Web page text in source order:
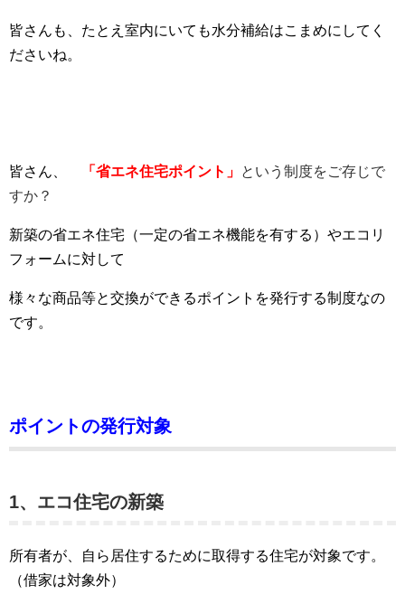
皆さんも、たとえ室内にいても水分補給はこまめにしてく
ださいね。
皆さん、 「省エネ住宅ポイント」 という制度をご存じで
すか？
新築の省エネ住宅（一定の省エネ機能を有する）やエコリ
フォームに対して
様々な商品等と交換ができるポイントを発行する制度なの
です。
ポイントの発行対象
1、エコ住宅の新築
所有者が、自ら居住するために取得する住宅が対象です。
（借家は対象外）